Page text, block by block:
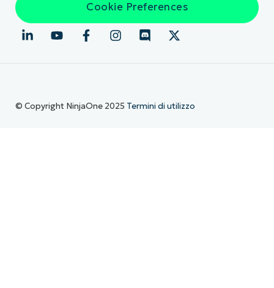
Cookie Preferences
© Copyright NinjaOne 2025 Termini di utilizzo